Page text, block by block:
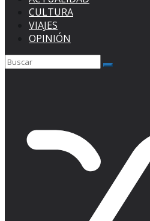
CULTURA
VIAJES
OPINIÓN